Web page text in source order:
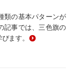
類の基本パターンが
記事では、三色旗の
ます。